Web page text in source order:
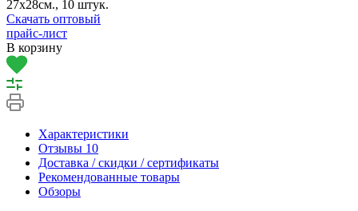
27х28см., 10 штук.
Скачать оптовый
прайс-лист
В корзину
Характеристики
Отзывы 10
Доставка / скидки / сертификаты
Рекомендованные товары
Обзоры